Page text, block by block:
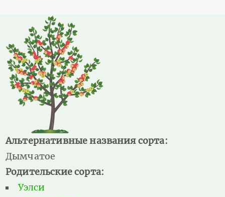
Альтернативные названия сорта:
Дымчатое
Родительские сорта:
Уэлси